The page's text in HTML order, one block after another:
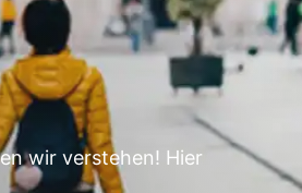
wir verstehen! Hier